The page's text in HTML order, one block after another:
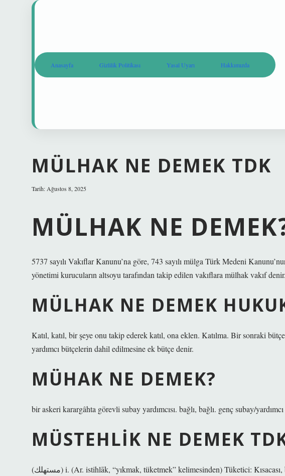
Anasayfa Gizlilik Politikası Yasal Uyarı Hakkımızda
MÜLHAK NE DEMEK TDK
Tarih: Ağustos 8, 2025
MÜLHAK NE
5737 sayılı Vakıflar Kanunu’na göre, 743 sayılı mülga Türk Medeni
yönetimi kurucuların altsoyu tarafından takip edilen vakıflara mülhak vakıf denir.
MÜLHAK NE DEMEK
Katıl, katıl, bir şeye onu takip ederek katıl, ona eklen. Katılma. Bir sonraki
yardımcı bütçelerin dahil edilmesine ek bütçe denir.
MÜHAK NE DEMEK?
bir askeri karargâhta görevli subay yardımcısı. bağlı, bağlı. genç subay/
MÜSTEHLIK NE DEMEK
(ﻣﺴﺘﻬﻠﻚ) i. (Ar. istihlāk, “yıkmak, tüketmek” kelimesinden) Tüketici: Kısacası, büyük müstehcenliklerin şehri, küçük üreticilerin